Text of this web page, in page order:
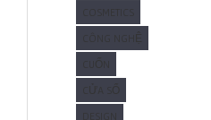
COSMETICS
CÔNG NGHỆ
CUỐN
CỬA SỔ